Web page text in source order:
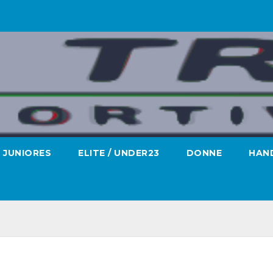
JUNIORES ELITE / UNDER23 DONNE